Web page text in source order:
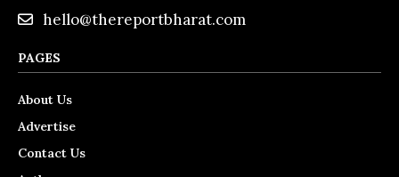
hello@thereportbharat.com
PAGES
About Us
Advertise
Contact Us